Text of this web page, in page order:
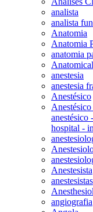
analista
analista
Anatomia
Anatomia
anatomia
anestesia
anestesia
Anestésico
anestésico
hospital -
Anestesista
anestesistas
angiografia